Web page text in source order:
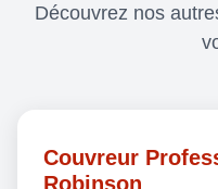
Découvrez nos
Couvreur
Robinson